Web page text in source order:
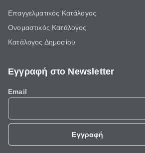
Επαγγελματικός Κατάλογος
Ονομαστικός Κατάλογος
Κατάλογος Δημοσίου
Εγγραφή στο Newsletter
Email
Εγγραφή